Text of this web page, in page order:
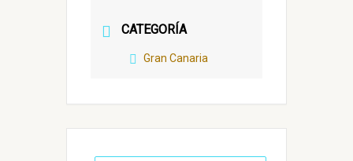
CATEGORÍA
Gran Canaria